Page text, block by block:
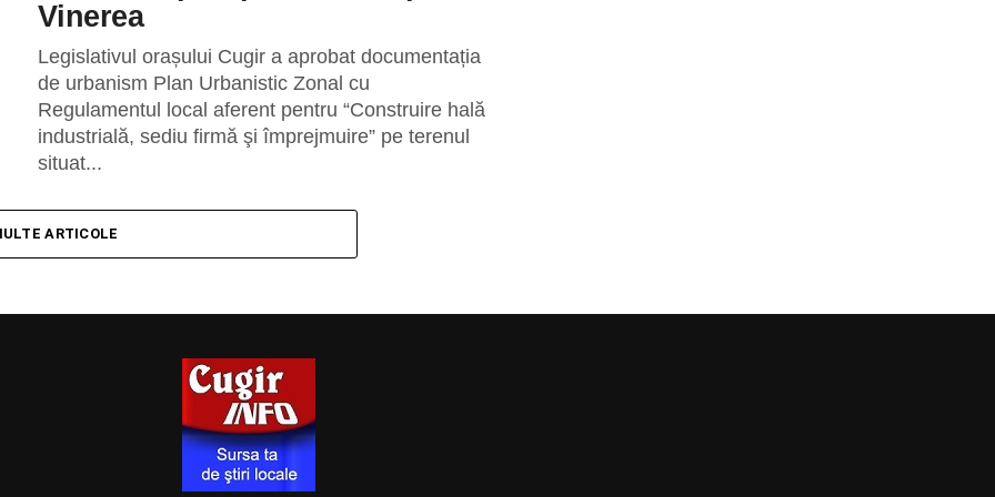
Vinerea
Legislativul orașului Cugir a aprobat documentația
de urbanism Plan Urbanistic Zonal cu
Regulamentul local aferent pentru “Construire hală
industrială, sediu firmă şi împrejmuire” pe terenul
situat...
ARTICOLE